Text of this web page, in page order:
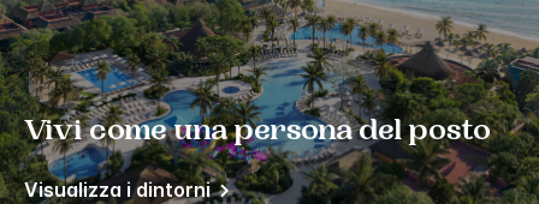
Vivi come una persona del posto
Visualizza i dintorni